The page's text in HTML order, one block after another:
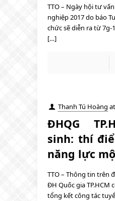
TTO – Ngày hội tư
nghiệp 2017 do báo
chức sẽ diễn ra từ 7g-
[…]
Thanh Tú Hoàng at
ĐHQG
sinh: thí
năng lực
TTO – Thông tin trên
ĐH Quốc gia TP.HCM
tổng kết công tác